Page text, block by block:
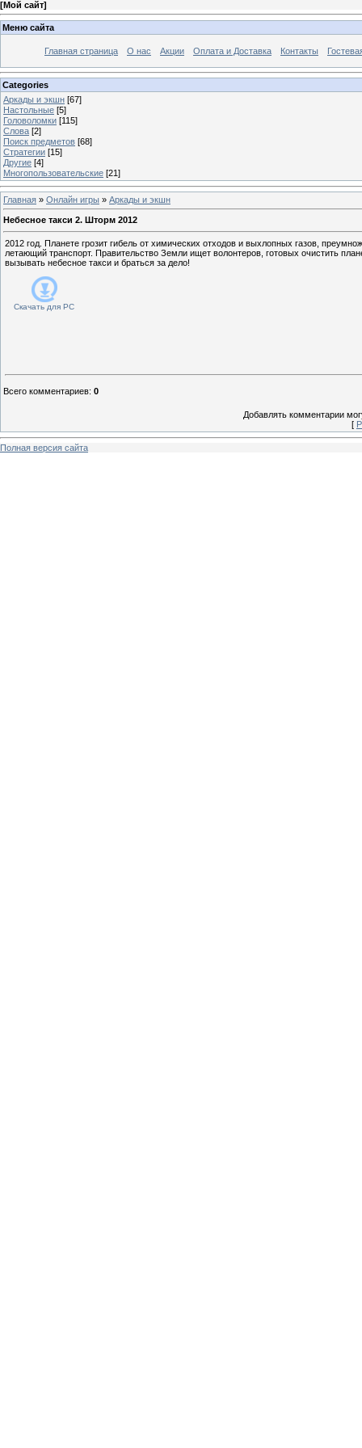
[Мой сайт]
Меню сайта
Главная страница О нас Акции Оплата и Доставка Контакты
Categories
Аркады и экшн [67]
Настольные [5]
Головоломки [115]
Слова [2]
Поиск предметов [68]
Стратегии [15]
Другие [4]
Многопользовательские [21]
Главная » Онлайн игры » Аркады и экшн
Небесное такси 2. Шторм 2012
2012 год. Планете грозит гибель от химических отходов и выхлопных газов,
летающий транспорт. Правительство Земли ищет волонтеров, готовых очистить
вызывать небесное такси и браться за дело!
Скачать для PC
Всего комментариев: 0
Добавлять комментарии
[
Полная версия сайта